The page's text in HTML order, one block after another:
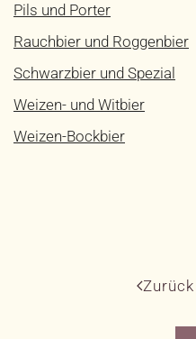
Pils und Porter
Rauchbier und Roggenbier
Schwarzbier und Spezial
Weizen- und Witbier
Weizen-Bockbier
Zurück